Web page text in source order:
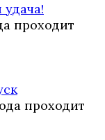
проходит
проходит